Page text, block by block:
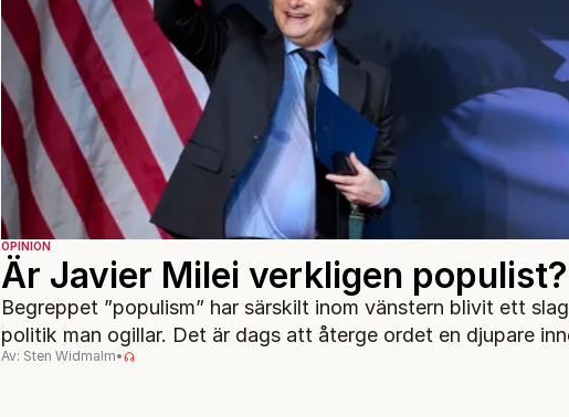
OPINION
Är Javier Milei verkligen populist?
Begreppet ”populism” har särskilt inom vänstern blivit ett
politik man ogillar. Det är dags att återge ordet en djupare
Av: Sten Widmalm•